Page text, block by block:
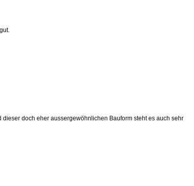
doch eher aussergewöhnlichen Bauform steht es auch sehr